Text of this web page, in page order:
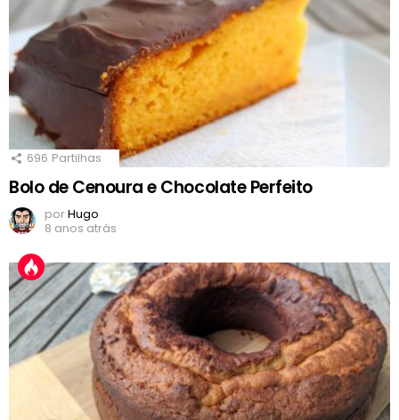
696 Partilhas
Bolo de Cenoura e Chocolate Perfeito
porHugo
8 anos atrás